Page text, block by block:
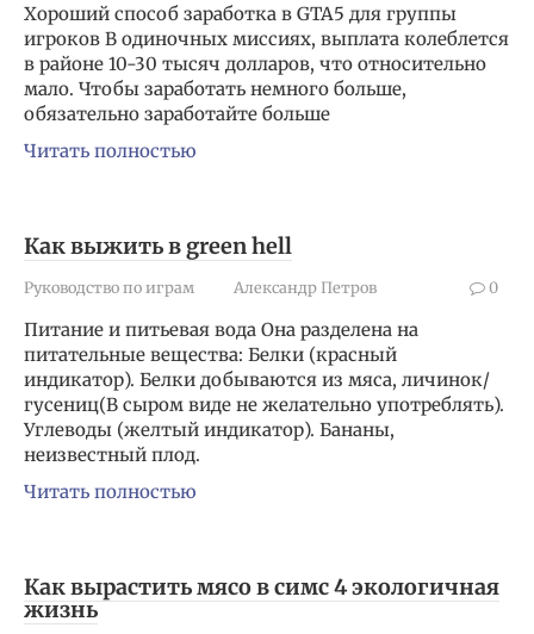
Хороший способ заработка в GTA5 для группы
игроков В одиночных миссиях, выплата колеблется
в районе 10-30 тысяч долларов, что относительно
мало. Чтобы заработать немного больше,
обязательно заработайте больше
Читать полностью
Как выжить в green hell
Руководство по играм Александр Петров 0
Питание и питьевая вода Она разделена на
питательные вещества: Белки (красный
индикатор). Белки добываются из мяса, личинок/
гусениц(В сыром виде не желательно употреблять).
Углеводы (желтый индикатор). Бананы,
неизвестный плод.
Читать полностью
Как вырастить мясо в симс 4 экологичная
жизнь